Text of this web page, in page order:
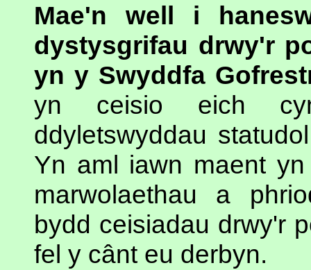
Mae'n well i
dystysgrifau drwy'r
yn y Swyddfa
yn ceisio eich
ddyletswyddau
Yn aml iawn maent
marwolaethau a
bydd ceisiadau drwy'r
fel y cânt eu derbyn.